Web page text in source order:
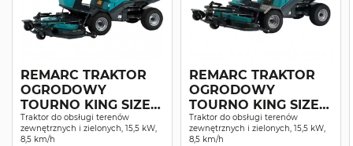
REMARC TRAKTOR
OGRODOWY
TOURNO KING SIZE 4
WD SERVO
Traktor do obsługi terenów
zewnętrznych i zielonych, 15,5 kW,
8,5 km/h
REMARC TRAKTOR
OGRODOWY
TOURNO KING SIZE 2
WD
Traktor do obsługi terenów
zewnętrznych i zielonych, 15,5 kW,
8,5 km/h